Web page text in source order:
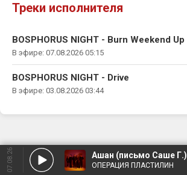
Треки исполнителя
BOSPHORUS NIGHT - Burn Weekend Up
В эфире: 07.08.2026 05:15
BOSPHORUS NIGHT - Drive
В эфире: 03.08.2026 03:44
07.08.26 Ашан (письмо Саше Г.)
ОПЕРАЦИЯ ПЛАСТИЛИН